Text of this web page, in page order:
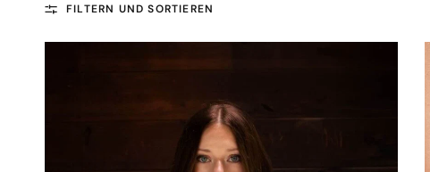
FILTERN UND SORTIEREN